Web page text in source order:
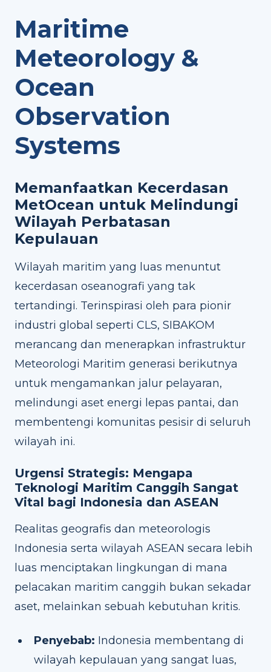
Maritime
Meteorology &
Ocean
Observation
Systems
Memanfaatkan Kecerdasan
MetOcean untuk Melindungi
Wilayah Perbatasan
Kepulauan
Wilayah maritim yang luas menuntut
kecerdasan oseanografi yang tak
tertandingi. Terinspirasi oleh para pionir
industri global seperti CLS, SIBAKOM
merancang dan menerapkan infrastruktur
Meteorologi Maritim generasi berikutnya
untuk mengamankan jalur pelayaran,
melindungi aset energi lepas pantai, dan
membentengi komunitas pesisir di seluruh
wilayah ini.
Urgensi Strategis: Mengapa
Teknologi Maritim Canggih Sangat
Vital bagi Indonesia dan ASEAN
Realitas geografis dan meteorologis
Indonesia serta wilayah ASEAN secara lebih
luas menciptakan lingkungan di mana
pelacakan maritim canggih bukan sekadar
aset, melainkan sebuah kebutuhan kritis.
Penyebab: Indonesia membentang di
wilayah kepulauan yang sangat luas,